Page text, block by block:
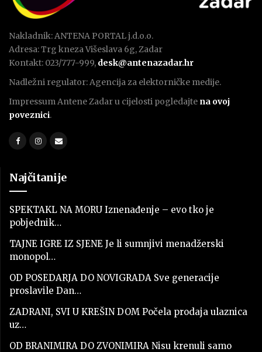
Nakladnik: ANTENA PORTAL j.d.o.o.
Adresa: Trg kneza Višeslava 6g, Zadar
Kontakt: 023/777-999, desk@antenazadar.hr
Nadležni regulator: Agencija za elektorničke medije.
Impressum Antene Zadar u cijelosti pogledajte na ovoj
poveznici.
Najčitanije
SPEKTAKL NA MORU Iznenađenje – evo tko je
pobjednik…
TAJNE IGRE IZ SJENE Je li sumnjivi menadžerski
monopol…
OD POSEDARJA DO NOVIGRADA Sve generacije
proslavile Dan…
ZADRANI, SVI U KREŠIN DOM Počela prodaja ulaznica
uz…
OD BRANIMIRA DO ZVONIMIRA Nisu krenuli samo